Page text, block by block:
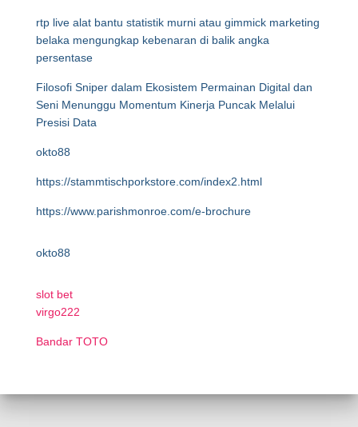
rtp live alat bantu statistik murni atau gimmick marketing
belaka mengungkap kebenaran di balik angka
persentase
Filosofi Sniper dalam Ekosistem Permainan Digital dan
Seni Menunggu Momentum Kinerja Puncak Melalui
Presisi Data
okto88
https://stammtischporkstore.com/index2.html
https://www.parishmonroe.com/e-brochure
okto88
slot bet
virgo222
Bandar TOTO